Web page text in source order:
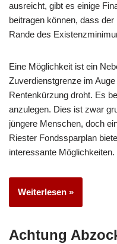
ausreicht, gibt es einige
beitragen können, dass
Rande des
Eine Möglichkeit ist ein
Zuverdienstgrenze im
Rentenkürzung droht. Es
anzulegen. Dies ist zwar
jüngere Menschen, doch
Riester Fondssparplan
interessante Möglichkeiten.
Weiterlesen »
Achtung